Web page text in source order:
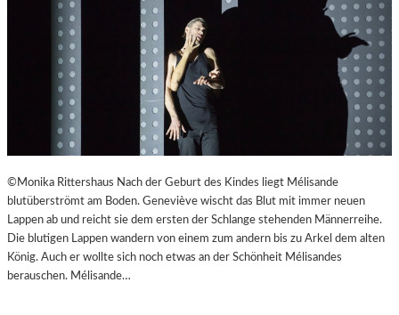
©Monika Rittershaus Nach der Geburt des Kindes liegt Mélisande
blutüberströmt am Boden. Geneviève wischt das Blut mit immer neuen
Lappen ab und reicht sie dem ersten der Schlange stehenden Männerreihe.
Die blutigen Lappen wandern von einem zum andern bis zu Arkel dem alten
König. Auch er wollte sich noch etwas an der Schönheit Mélisandes
berauschen. Mélisande…